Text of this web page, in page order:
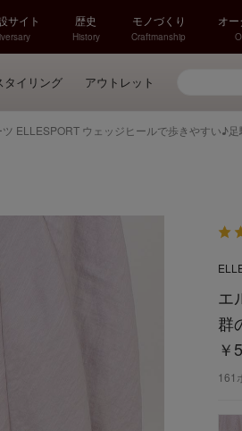
サイト 歴史
History
モノづくり
Craftmanship
オ
タイリング アウトレット
ツ ELLESPORT ウェッジヒールで歩きやすい♪
エ
群
￥
161